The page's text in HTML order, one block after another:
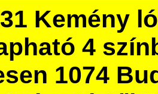
Kemény
4
1074